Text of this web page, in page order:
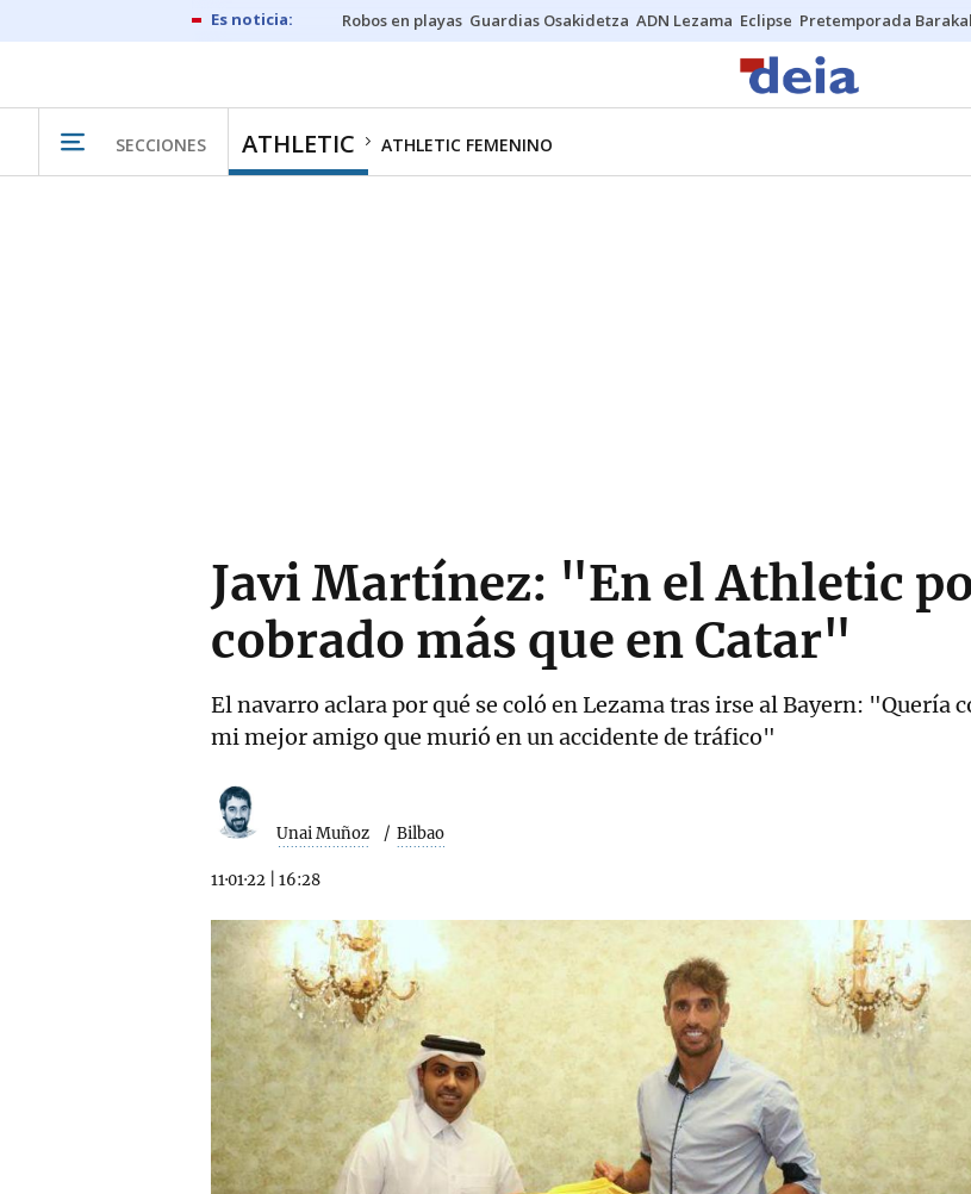
Robos en playas Guardias Osakidetza ADN Lezama Eclipse Pretemporada
SECCIONES ATHLETIC ATHLETIC FEMENINO
Javi Martínez: "En el Athletic
cobrado más que en Catar"
El navarro aclara por qué se coló en Lezama tras irse al Bayern: "Quería
mi mejor amigo que murió en un accidente de tráfico"
Unai Muñoz Bilbao
11·01·22 16:28